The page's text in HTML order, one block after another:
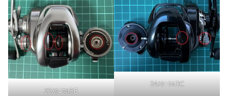
22ﾒﾀﾆｳﾑSE
24ﾒﾀﾆｳﾑDC